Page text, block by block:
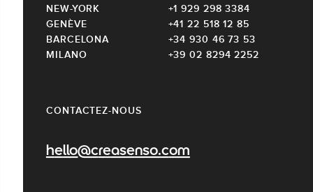
CONTACTEZ-NOUS
hello@creasenso.com
NEW-YORK
+1 929 298 3384
GENÈVE
+41 22 518 12 85
BARCELONA
+34 930 46 73 53
MILANO
+39 02 8294 2252